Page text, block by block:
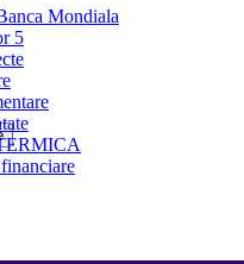
Mondiala
5